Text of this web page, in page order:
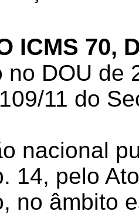
ICMS 70,
no DOU de
11 do
nacional
14, pelo
no âmbito